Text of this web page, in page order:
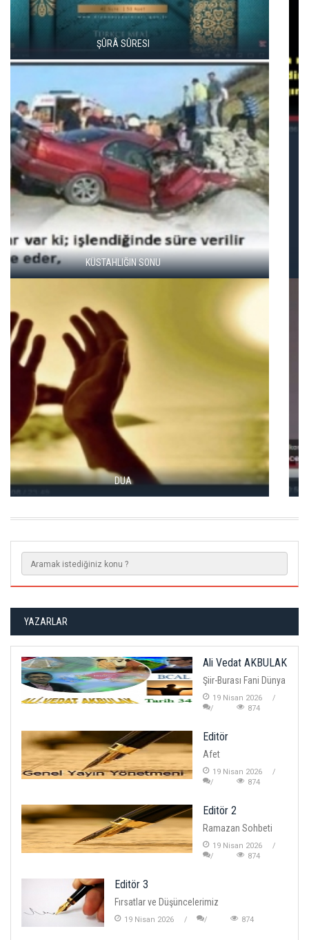
SILAHLAR
OSMANLICA ÖĞRENIYORUM. DERS 27
HAYATIMIZDAKI ZEHIRLER
YAZARLAR
Ali Vedat AKBULAK
Şiir-Burası Fani Dünya
19 Nisan 2026
874
Editör
Afet
19 Nisan 2026
874
Editör 2
Ramazan Sohbeti
19 Nisan 2026
874
Editör 3
Fırsatlar ve Düşüncelerimiz
19 Nisan 2026 874